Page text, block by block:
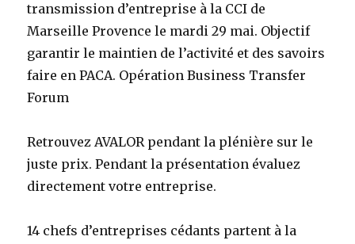
transmission d’entreprise à la CCI de
Marseille Provence le mardi 29 mai. Objectif
garantir le maintien de l’activité et des savoirs
faire en PACA. Opération Business Transfer
Forum
Retrouvez AVALOR pendant la plénière sur le
juste prix. Pendant la présentation évaluez
directement votre entreprise.
14 chefs d’entreprises cédants partent à la